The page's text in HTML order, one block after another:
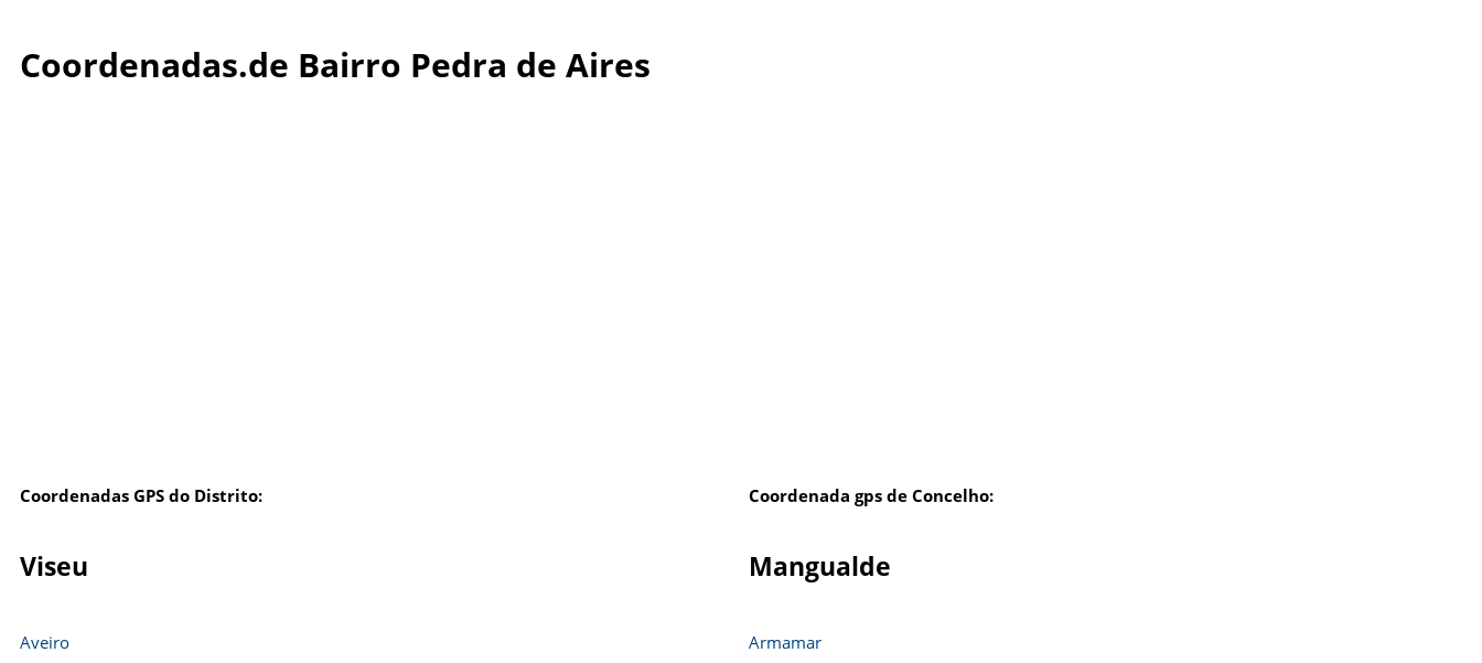
Coordenadas.de Bairro Pedra de Aires
Coordenadas GPS do Distrito: Coordenada gps de Concelho:
Viseu Mangualde
Aveiro
Armamar